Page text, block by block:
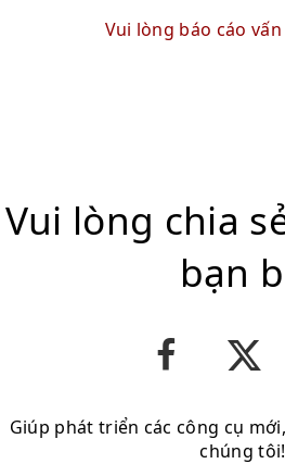
Vui lòng báo cáo
Vui lòng chia
bạn
Giúp phát triển các công cụ
chúng tôi!